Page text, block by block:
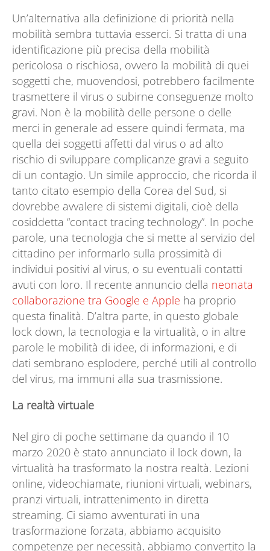
Un’alternativa alla definizione di priorità nella
mobilità sembra tuttavia esserci. Si tratta di una
identificazione più precisa della mobilità
pericolosa o rischiosa, ovvero la mobilità di quei
soggetti che, muovendosi, potrebbero facilmente
trasmettere il virus o subirne conseguenze molto
gravi. Non è la mobilità delle persone o delle
merci in generale ad essere quindi fermata, ma
quella dei soggetti affetti dal virus o ad alto
rischio di sviluppare complicanze gravi a seguito
di un contagio. Un simile approccio, che ricorda il
tanto citato esempio della Corea del Sud, si
dovrebbe avvalere di sistemi digitali, cioè della
cosiddetta “contact tracing technology”. In poche
parole, una tecnologia che si mette al servizio del
cittadino per informarlo sulla prossimità di
individui positivi al virus, o su eventuali contatti
avuti con loro. Il recente annuncio della neonata
collaborazione tra Google e Apple ha proprio
questa finalità. D’altra parte, in questo globale
lock down, la tecnologia e la virtualità, o in altre
parole le mobilità di idee, di informazioni, e di
dati sembrano esplodere, perché utili al controllo
del virus, ma immuni alla sua trasmissione.
La realtà virtuale
Nel giro di poche settimane da quando il 10
marzo 2020 è stato annunciato il lock down, la
virtualità ha trasformato la nostra realtà. Lezioni
online, videochiamate, riunioni virtuali, webinars,
pranzi virtuali, intrattenimento in diretta
streaming. Ci siamo avventurati in una
trasformazione forzata, abbiamo acquisito
competenze per necessità, abbiamo convertito la